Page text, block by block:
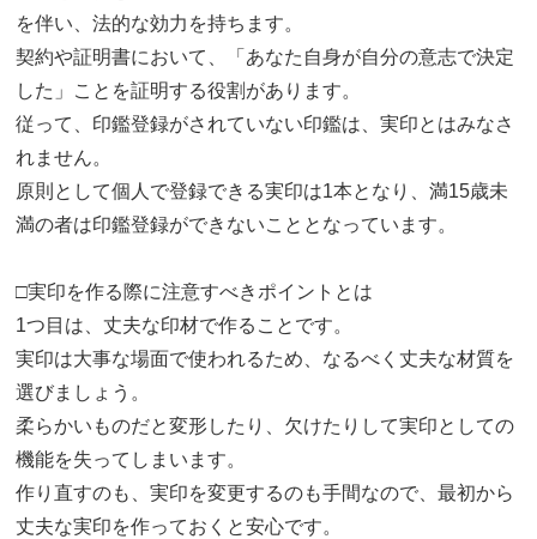
を伴い、法的な効力を持ちます。
契約や証明書において、「あなた自身が自分の意志で決定
した」ことを証明する役割があります。
従って、印鑑登録がされていない印鑑は、実印とはみなさ
れません。
原則として個人で登録できる実印は1本となり、満15歳未
満の者は印鑑登録ができないこととなっています。
□実印を作る際に注意すべきポイントとは
1つ目は、丈夫な印材で作ることです。
実印は大事な場面で使われるため、なるべく丈夫な材質を
選びましょう。
柔らかいものだと変形したり、欠けたりして実印としての
機能を失ってしまいます。
作り直すのも、実印を変更するのも手間なので、最初から
丈夫な実印を作っておくと安心です。